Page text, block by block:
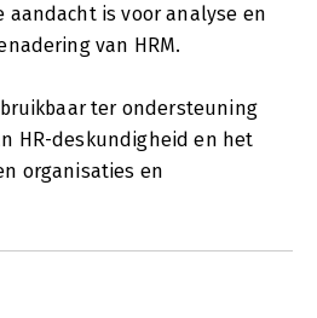
is voor analyse en
van HRM.
ter ondersteuning
HR-deskundigheid en het
organisaties en